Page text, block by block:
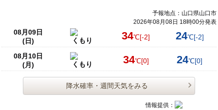
予報地点：山口県山口市
2026年08月08日 18時00分発表
08月09日
(日)
くもり 34℃[-2] 24℃[-2]
08月10日
(月)
くもり 34℃[0] 24℃[0]
降水確率・週間天気をみる
情報提供：